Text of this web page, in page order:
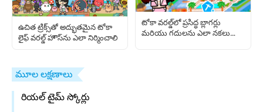
ఉచిత ట్రిక్స్‌తో అద్భుతమైన టోకా
లైఫ్ వరల్డ్ హౌస్‌ను ఎలా నిర్మించాలి
టోకా వరల్డ్‌లో ప్రసిద్ధ బ్లాగర్లు
మరియు గదులను ఎలా నకలు
మూల లక్షణాలు
రియల్ టైమ్ స్కోర్లు